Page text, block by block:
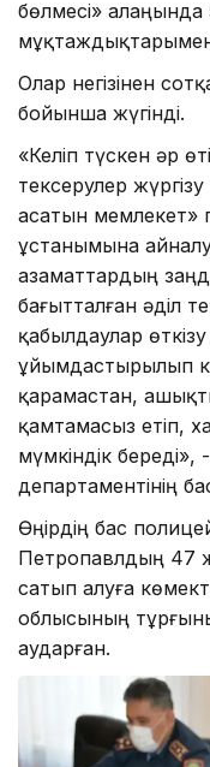
бөлмесі»
Олар негізінен
бойынша жүгінді.
«Келіп түскен әр
тексерулер
асатын мемлекет»
ұстанымына
азаматтардың
бағытталған әділ
қабылдаулар
ұйымдастырылып
қарамастан,
қамтамасыз етіп,
мүмкіндік береді»,
департаментінің
Өңірдің бас
Петропавлдың 47
сатып алуға
облысының
аударған.